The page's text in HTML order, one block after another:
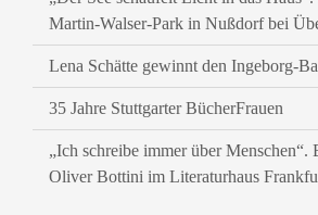
Martin-Walser-Park in Nußdorf bei
Lena Schätte gewinnt den Ingeborg-
35 Jahre Stuttgarter BücherFrauen
„Ich schreibe immer über Menschen“.
Oliver Bottini im Literaturhaus